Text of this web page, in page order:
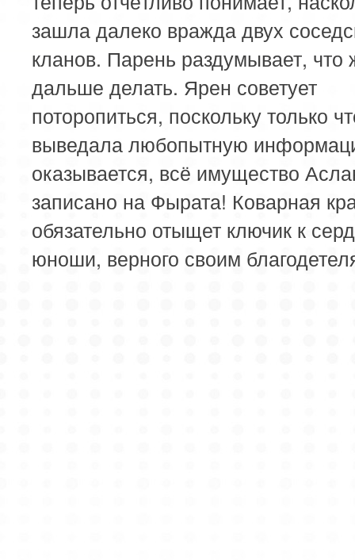
зашла далеко вражда двух
кланов. Парень раздумывает, что
дальше делать. Ярен советует
поторопиться, поскольку только
выведала любопытную
оказывается, всё имущество
записано на Фырата! Коварная
обязательно отыщет ключик к
юноши, верного своим